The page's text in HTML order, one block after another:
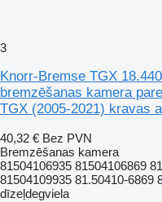
3
Knorr-Bremse TGX
bremzēšanas kamera
TGX (2005-2021) kravas
40,32 € Bez PVN
Bremzēšanas kamera
81504106935 81504106869
81504109935 81.50410-6869
dīzeļdegviela